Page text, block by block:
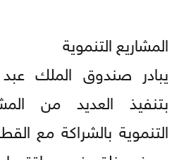
المشاريع التنموية
يبادر صندوق الملك عبد
بتنفيذ العديد من
التنموية بالشراكة مع